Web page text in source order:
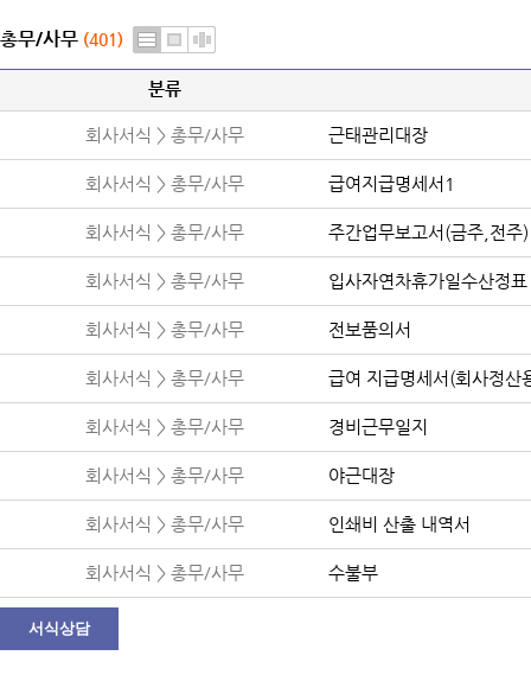
총무/사무 (401)
분류
회사서식 > 총무/사무 근태관리대장
회사서식 > 총무/사무 급여지급명세서1
회사서식 > 총무/사무 주간업무보고서(금주,전주)
회사서식 > 총무/사무 입사자연차휴가일수산정표
회사서식 > 총무/사무 전보품의서
회사서식 > 총무/사무 급여 지급명세서(회사정산
회사서식 > 총무/사무 경비근무일지
회사서식 > 총무/사무 야근대장
회사서식 > 총무/사무 인쇄비 산출 내역서
회사서식 > 총무/사무 수불부
서식상담